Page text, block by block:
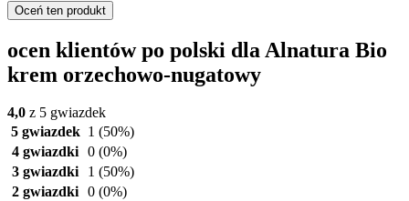
Oceń ten produkt
ocen klientów po polski dla Alnatura Bio
krem orzechowo-nugatowy
4,0 z 5 gwiazdek
5 gwiazdek 1 (50%)
4 gwiazdki 0 (0%)
3 gwiazdki
1 (50%)
2 gwiazdki 0 (0%)